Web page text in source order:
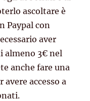
ascoltare è
Paypal con
aver
almeno 3€ nel
anche fare una
accesso a